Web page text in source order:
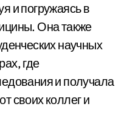
и погружаясь в
Она также
научных
где
и получала
своих коллег и